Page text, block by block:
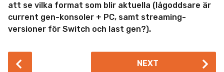
att se vilka format som blir aktuella (lågoddsare är
current gen-konsoler + PC, samt streaming-
versioner för Switch och last gen?).
P
NEXT